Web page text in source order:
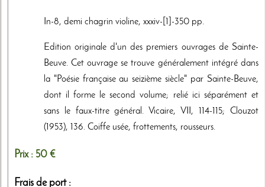
In-8, demi chagrin violine, xxxiv-[1]-350 pp.
Edition originale d'un des premiers ouvrages de Sainte-
Beuve. Cet ouvrage se trouve généralement intégré dans
la "Poésie française au seizième siècle" par Sainte-Beuve,
dont il forme le second volume; relié ici séparément et
sans le faux-titre général. Vicaire, VII, 114-115; Clouzot
(1953), 136. Coiffe usée, frottements, rousseurs.
Prix : 50 €
Frais de port :